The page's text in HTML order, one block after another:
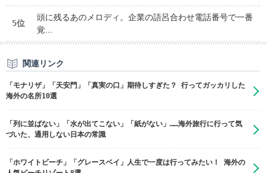
5位
頭に残るあのメロディ。企業の語呂合わせ電話番号で一番
覚...
関連リンク
「モナリザ」「天安門」「真実の口」期待しすぎた？ 行ってガッカリした
海外の名所10選
「列に並ばない」「水が出てこない」「紙がない」……海外旅行に行って気
づいた、通用しない日本の常識
「ホワイトビーチ」「グレースベイ」人生で一度は行ってみたい！ 海外の